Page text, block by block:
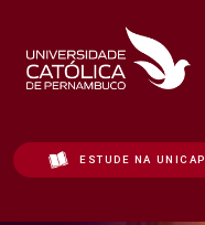
ESTUDE NA UNICAP